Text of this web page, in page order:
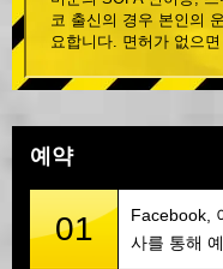
코 출신의 경우 본인의
요합니다. 면허가 없으
예약
01
Facebook,
사를 통해